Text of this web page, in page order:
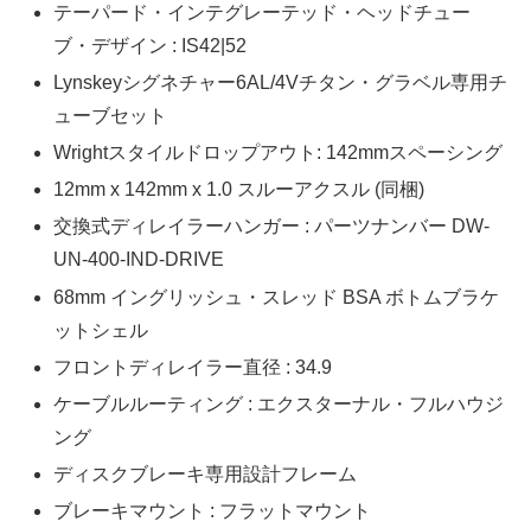
テーパード・インテグレーテッド・ヘッドチュー
ブ・デザイン : IS42|52
Lynskeyシグネチャー6AL/4Vチタン・グラベル専用チ
ューブセット
Wrightスタイルドロップアウト: 142mmスペーシング
12mm x 142mm x 1.0 スルーアクスル (同梱)
交換式ディレイラーハンガー : パーツナンバー DW-
UN-400-IND-DRIVE
68mm イングリッシュ・スレッド BSA ボトムブラケ
ットシェル
フロントディレイラー直径 : 34.9
ケーブルルーティング : エクスターナル・フルハウジ
ング
ディスクブレーキ専用設計フレーム
ブレーキマウント : フラットマウント